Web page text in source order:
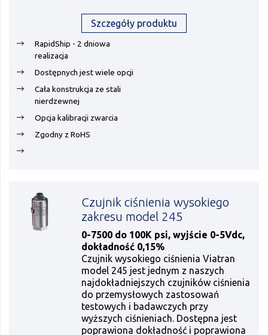
Szczegóły produktu
RapidShip - 2 dniowa
realizacja
Dostępnych jest wiele opcji
Cała konstrukcja ze stali
nierdzewnej
Opcja kalibracji zwarcia
Zgodny z RoHS
Czujnik ciśnienia wysokiego
zakresu model 245
0-7500 do 100K psi, wyjście 0-5Vdc,
dokładność 0,15%
Czujnik wysokiego ciśnienia Viatran
model 245 jest jednym z naszych
najdokładniejszych czujników ciśnienia
do przemysłowych zastosowań
testowych i badawczych przy
wyższych ciśnieniach. Dostępna jest
poprawiona dokładność i poprawiona